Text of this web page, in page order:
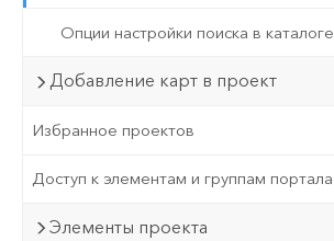
Опции настройки поиска в каталоге
Добавление карт в проект
Избранное проектов
Доступ к элементам и группам портала
Элементы проекта